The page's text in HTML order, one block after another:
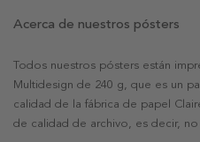
Acerca de nuestros pósters
Todos nuestros pósters están
Multidesign de 240 g, que es un
calidad de la fábrica de papel
de calidad de archivo, es decir,